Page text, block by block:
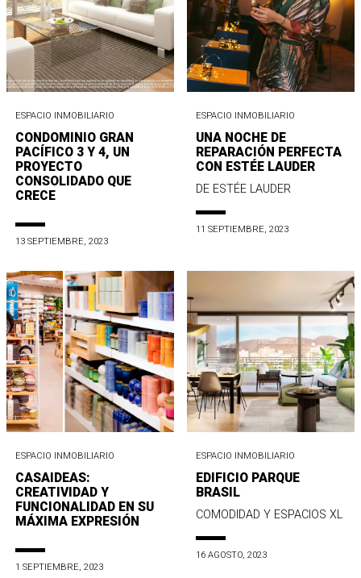
ESPACIO INMOBILIARIO
CONDOMINIO GRAN
PACÍFICO 3 Y 4, UN
PROYECTO
CONSOLIDADO QUE
CRECE
13 SEPTIEMBRE, 2023
ESPACIO INMOBILIARIO
UNA NOCHE DE
REPARACIÓN PERFECTA
CON ESTÉE LAUDER
DE ESTÉE LAUDER
11 SEPTIEMBRE, 2023
ESPACIO INMOBILIARIO
CASAIDEAS:
CREATIVIDAD Y
FUNCIONALIDAD EN SU
MÁXIMA EXPRESIÓN
1 SEPTIEMBRE, 2023
ESPACIO INMOBILIARIO
EDIFICIO PARQUE
BRASIL
COMODIDAD Y ESPACIOS XL
16 AGOSTO, 2023